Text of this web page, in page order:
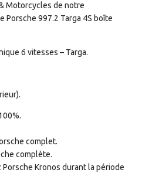
Motorcycles de notre
997.2 Targa 4S boîte
6 vitesses – Targa.
complet.
complète.
Kronos durant la période